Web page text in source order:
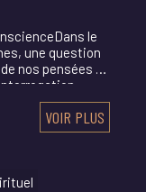
le
une question
nos pensées :
VOIR PLUS